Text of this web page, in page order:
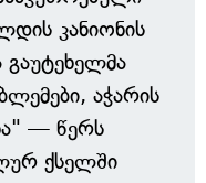
კანიონის
გაუტეხელმა
აჭარის
— წერს
ქსელში